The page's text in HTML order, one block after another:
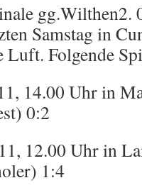
Samstag in
Folgende
14.00 Uhr in
0:2
12.00 Uhr in
1:4